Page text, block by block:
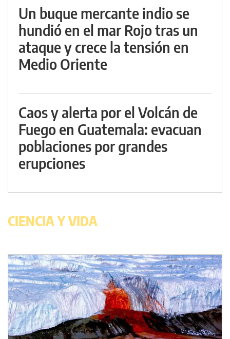
Un buque mercante indio se
hundió en el mar Rojo tras un
ataque y crece la tensión en
Medio Oriente
Caos y alerta por el Volcán de
Fuego en Guatemala: evacuan
poblaciones por grandes
erupciones
CIENCIA Y VIDA